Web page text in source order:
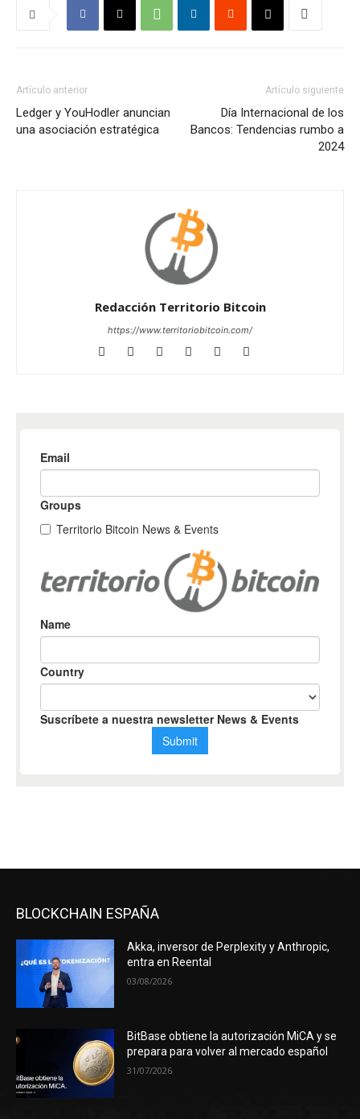
Artículo anterior
Ledger y YouHodler anuncian
una asociación estratégica
Artículo siguiente
Día Internacional de los
Bancos: Tendencias rumbo a
2024
Redacción Territorio Bitcoin
https://www.territoriobitcoin.com/
BLOCKCHAIN ESPAÑA
Akka, inversor de Perplexity y Anthropic,
entra en Reental
03/08/2026
BitBase obtiene la autorización MiCA y se
prepara para volver al mercado español
31/07/2026